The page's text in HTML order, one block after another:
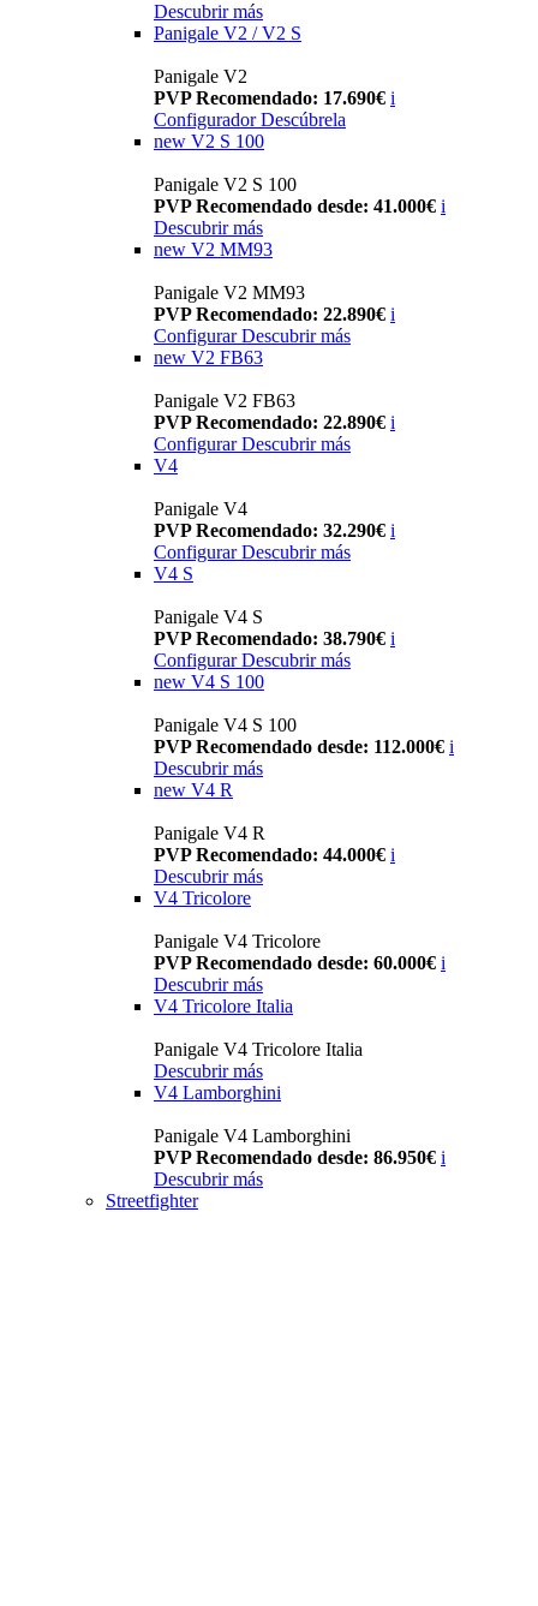
Descubrir más
Panigale V2 / V2 S
Panigale V2
PVP Recomendado: 17.690€ i
Configurador Descúbrela
new V2 S 100
Panigale V2 S 100
PVP Recomendado desde: 41.000€ i
Descubrir más
new V2 MM93
Panigale V2 MM93
PVP Recomendado: 22.890€ i
Configurar Descubrir más
new V2 FB63
Panigale V2 FB63
PVP Recomendado: 22.890€ i
Configurar Descubrir más
V4
Panigale V4
PVP Recomendado: 32.290€ i
Configurar Descubrir más
V4 S
Panigale V4 S
PVP Recomendado: 38.790€ i
Configurar Descubrir más
new V4 S 100
Panigale V4 S 100
PVP Recomendado desde: 112.000€ i
Descubrir más
new V4 R
Panigale V4 R
PVP Recomendado: 44.000€ i
Descubrir más
V4 Tricolore
Panigale V4 Tricolore
PVP Recomendado desde: 60.000€ i
Descubrir más
V4 Tricolore Italia
Panigale V4 Tricolore Italia
Descubrir más
V4 Lamborghini
Panigale V4 Lamborghini
PVP Recomendado desde: 86.950€ i
Descubrir más
Streetfighter